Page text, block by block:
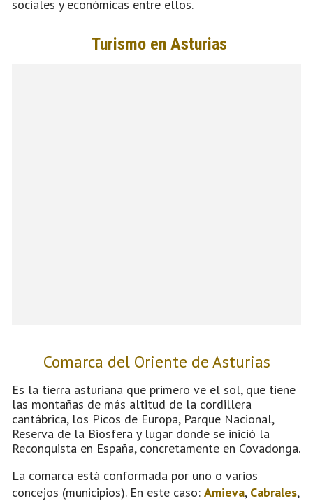
sociales y económicas entre ellos.
Comarca del Oriente de Asturias
Es la tierra asturiana que primero ve el sol, que tiene
las montañas de más altitud de la cordillera
cantábrica, los Picos de Europa, Parque Nacional,
Reserva de la Biosfera y lugar donde se inició la
Reconquista en España, concretamente en Covadonga.
La comarca está conformada por uno o varios
concejos (municipios). En este caso: Amieva, Cabrales,